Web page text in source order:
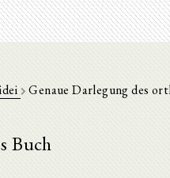
Genaue Darlegung des
Buch